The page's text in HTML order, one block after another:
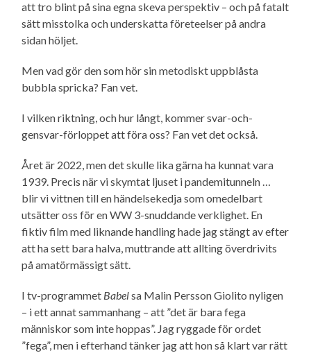
att tro blint på sina egna skeva perspektiv – och på fatalt
sätt misstolka och underskatta företeelser på andra
sidan höljet.
Men vad gör den som hör sin metodiskt uppblåsta
bubbla spricka? Fan vet.
I vilken riktning, och hur långt, kommer svar-och-
gensvar-förloppet att föra oss? Fan vet det också.
Året är 2022, men det skulle lika gärna ha kunnat vara
1939. Precis när vi skymtat ljuset i pandemi­tunneln …
blir vi vittnen till en händelsekedja som omedelbart
utsätter oss för en WW 3-snuddande verklighet. En
fiktiv film med liknande handling hade jag stängt av efter
att ha sett bara halva, muttrande att allting överdrivits
på amatörmässigt sätt.
I tv-programmet Babelsa Malin Persson Giolito nyligen
– i ett annat sammanhang – att ”det är bara fega
människor som inte hoppas”. Jag ryggade för ordet
”fega”, men i efterhand tänker jag att hon så klart var rätt